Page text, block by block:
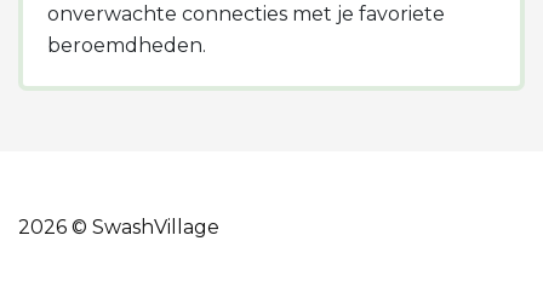
onverwachte connecties met je favoriete
beroemdheden.
2026 © SwashVillage